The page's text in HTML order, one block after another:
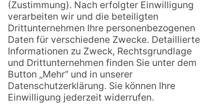
Karriere & Ausbildung
Partner/Kooperationen
RECHTLICHES
Impressum
Datenschutz